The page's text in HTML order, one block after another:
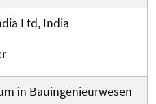
Ltd, India
in Bauingenieurwesen